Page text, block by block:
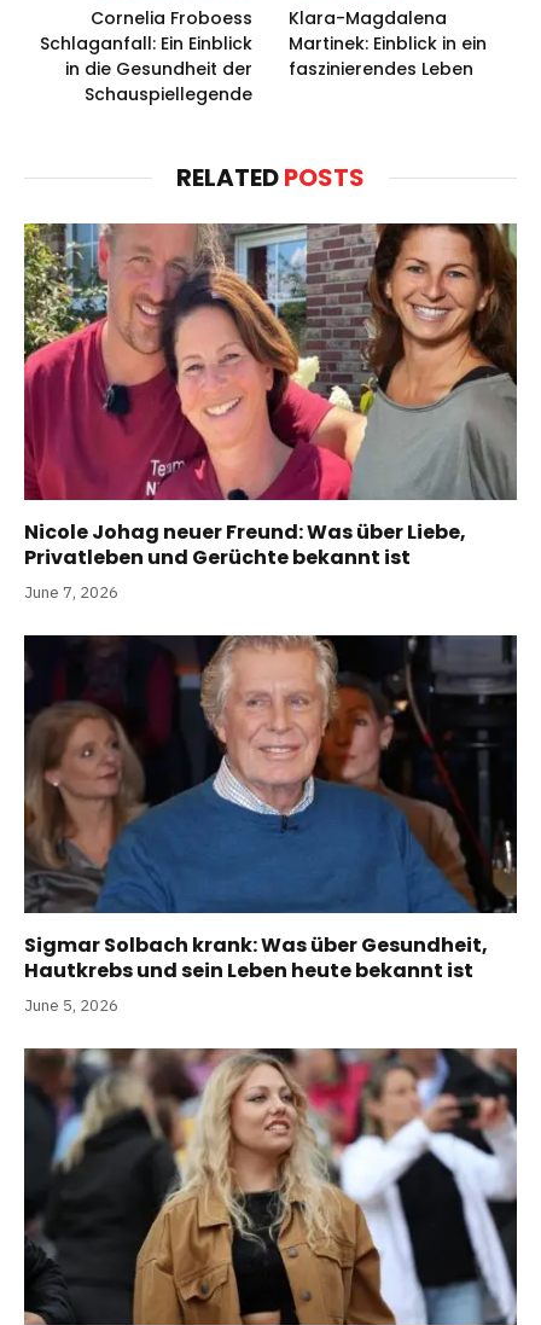
Cornelia Froboess
Schlaganfall: Ein Einblick
in die Gesundheit der
Schauspiellegende
Klara-Magdalena
Martinek: Einblick in ein
faszinierendes Leben
RELATEDPOSTS
Nicole Johag neuer Freund: Was über Liebe,
Privatleben und Gerüchte bekannt ist
June 7, 2026
Sigmar Solbach krank: Was über Gesundheit,
Hautkrebs und sein Leben heute bekannt ist
June 5, 2026